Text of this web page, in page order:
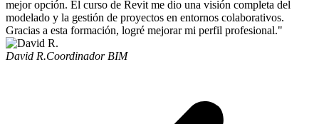
mejor opción. El curso de Revit me dio una visión completa del
modelado y la gestión de proyectos en entornos colaborativos.
Gracias a esta formación, logré mejorar mi perfil profesional."
David R.Coordinador BIM